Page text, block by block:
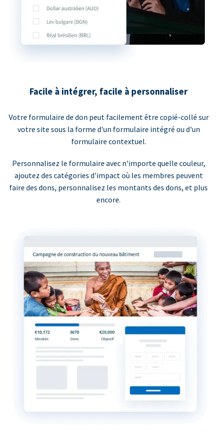
Facile à intégrer, facile à personnaliser
Votre formulaire de don peut facilement être copié-collé sur
votre site sous la forme d'un formulaire intégré ou d'un
formulaire contextuel.
Personnalisez le formulaire avec n'importe quelle couleur,
ajoutez des catégories d'impact où les membres peuvent
faire des dons, personnalisez les montants des dons, et plus
encore.